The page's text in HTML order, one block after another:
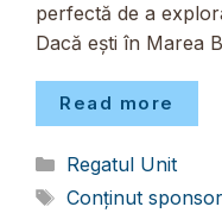
perfectă de a
Dacă ești în Marea
Read more
Categorii
Regatul Unit
Etichete
Conținut